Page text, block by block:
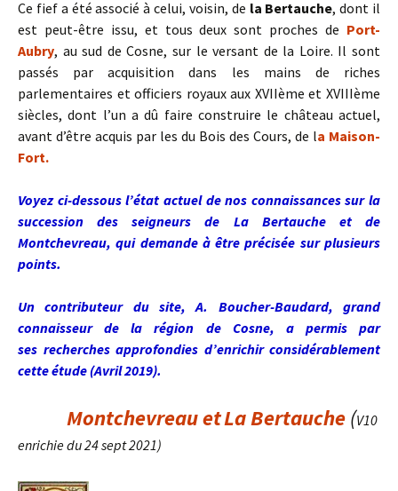
Ce fief a été associé à celui, voisin, de la Bertauche, dont il
est peut-être issu, et tous deux sont proches de Port-
Aubry, au sud de Cosne, sur le versant de la Loire. Il sont
passés par acquisition dans les mains de riches
parlementaires et officiers royaux aux XVIIème et XVIIIème
siècles, dont l’un a dû faire construire le château actuel,
avant d’être acquis par les du Bois des Cours, de la Maison-
Fort.
Voyez ci-dessous l’état actuel de nos connaissances sur la
succession des seigneurs de La Bertauche et de
Montchevreau, qui demande à être précisée sur plusieurs
points.
Un contributeur du site, A. Boucher-Baudard, grand
connaisseur de la région de Cosne, a permis par
ses recherches approfondies d’enrichir considérablement
cette étude (Avril 2019).
Montchevreau etLa Bertauche(V10
enrichie du 24 sept 2021)